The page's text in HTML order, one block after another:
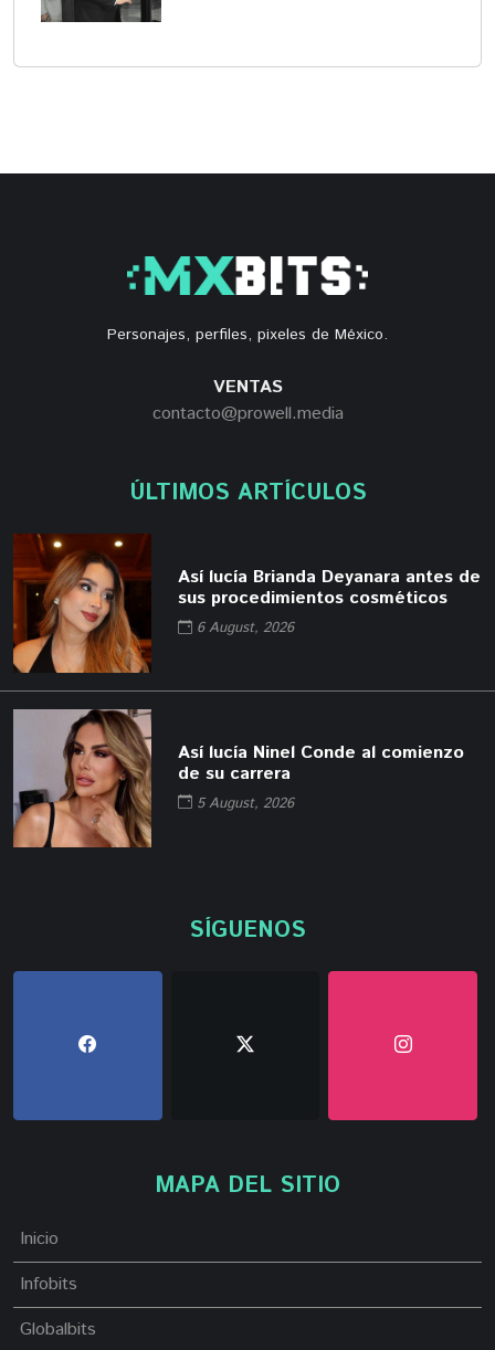
Personajes, perfiles, pixeles de México.
VENTAS
contacto@prowell.media
ÚLTIMOS ARTÍCULOS
Así lucía Brianda Deyanara antes de
sus procedimientos cosméticos
6 August, 2026
Así lucía Ninel Conde al comienzo
de su carrera
5 August, 2026
SÍGUENOS
MAPA DEL SITIO
Inicio
Infobits
Globalbits